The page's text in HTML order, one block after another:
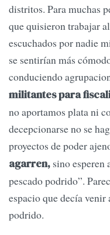
distritos. Para muchas
que quisieron trabajar
escuchados por nadie
se sentirían más
conduciendo
militantes para
no aportamos plata ni
decepcionarse no se
proyectos de poder
agarren, sino esperen
pescado podrido”.
espacio que decía
podrido.